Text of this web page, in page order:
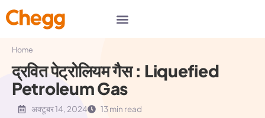
Home
द्रवित पेट्रोलियम गैस : Liquefied
Petroleum Gas
अक्टूबर 14, 2024 13 min read